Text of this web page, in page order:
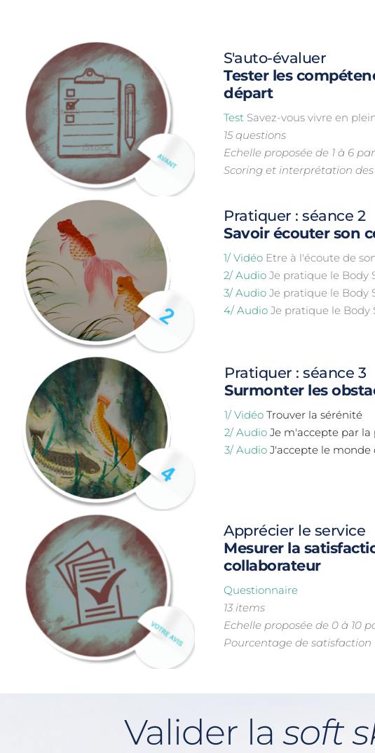
S'auto-évaluer
Tester les
départ
Test Savez-vous vivre en
15 questions
Echelle proposée de 1 à 6
Scoring et interprétation
Pratiquer : séance 2
Savoir écouter son
1/ Vidéo Etre à l'écoute de
2/ Audio Je pratique le Body
3/ Audio Je pratique le Body
4/ Audio Je pratique le Body
Pratiquer : séance 3
Surmonter les
1/ Vidéo Trouver la sérénité
2/ Audio Je m'accepte par la
3/ Audio J'accepte le
Apprécier le service
Mesurer la
collaborateur
Questionnaire
13 items
Echelle proposée de 0 à 10
Pourcentage de satisfaction
Valider la soft